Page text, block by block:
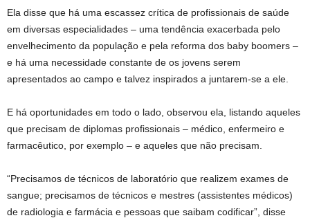
Ela disse que há uma escassez crítica de profissionais de saúde
em diversas especialidades – uma tendência exacerbada pelo
envelhecimento da população e pela reforma dos baby boomers –
e há uma necessidade constante de os jovens serem
apresentados ao campo e talvez inspirados a juntarem-se a ele.
E há oportunidades em todo o lado, observou ela, listando aqueles
que precisam de diplomas profissionais – médico, enfermeiro e
farmacêutico, por exemplo – e aqueles que não precisam.
“Precisamos de técnicos de laboratório que realizem exames de
sangue; precisamos de técnicos e mestres (assistentes médicos)
de radiologia e farmácia e pessoas que saibam codificar”, disse